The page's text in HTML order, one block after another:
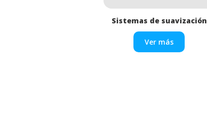
Sistemas de suavización
Ver más